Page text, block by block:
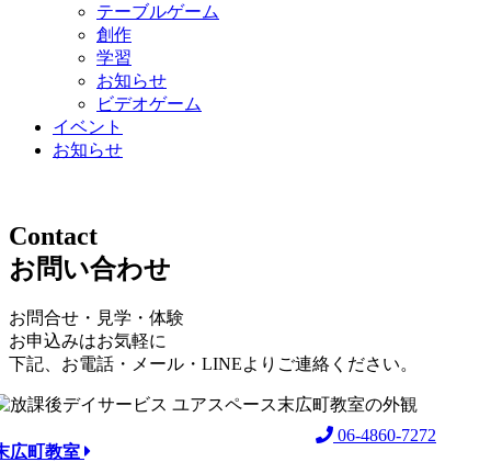
テーブルゲーム
創作
学習
お知らせ
ビデオゲーム
イベント
お知らせ
Contact
お問い合わせ
お問合せ・見学・体験
お申込みはお気軽に
下記、お電話・メール・LINEよりご連絡ください。
広町教室
06-4860-7272